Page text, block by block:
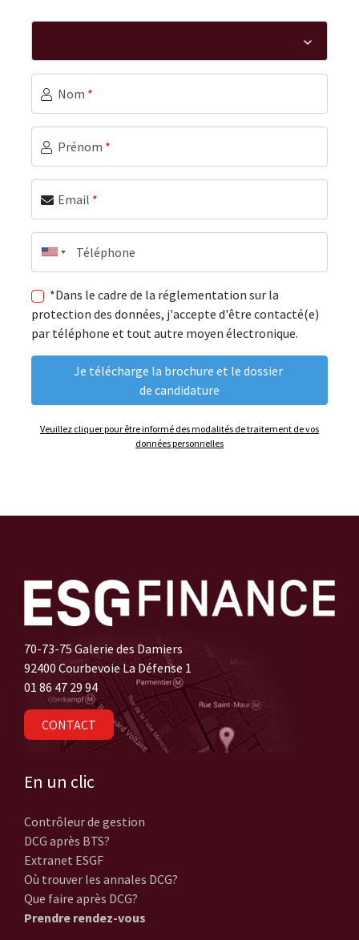
Nom *
Prénom *
Email *
Téléphone
*Dans le cadre de la réglementation sur la
protection des données, j'accepte d'être contacté(e)
par téléphone et tout autre moyen électronique.
Veuillez cliquer pour être informé des modalités de traitement de vos
données personnelles
70-73-75 Galerie des Damiers
92400 Courbevoie La Défense 1
01 86 47 29 94
CONTACT
En un clic
Contrôleur de gestion
DCG après BTS?
Extranet ESGF
Où trouver les annales DCG?
Que faire après DCG?
Prendre rendez-vous